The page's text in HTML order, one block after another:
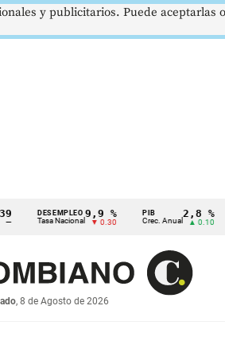
DESEMPLEO
Tasa Nacional
9,9 %
▼ 0.30
PIB
Crec. Anual
2,8 %
▲ 0.10
TRM
Tasa
, 8 de Agosto de 2026
y publicitarios. Puede aceptarlas